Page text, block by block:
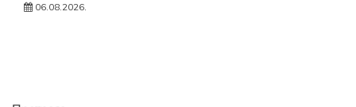
06.08.2026.